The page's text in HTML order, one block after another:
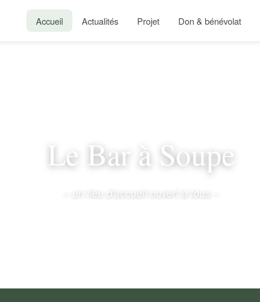
Accueil Actualités Projet Don & bénévolat
Le Bar à Soupe
– un lieu d'accueil ouvert à tous –